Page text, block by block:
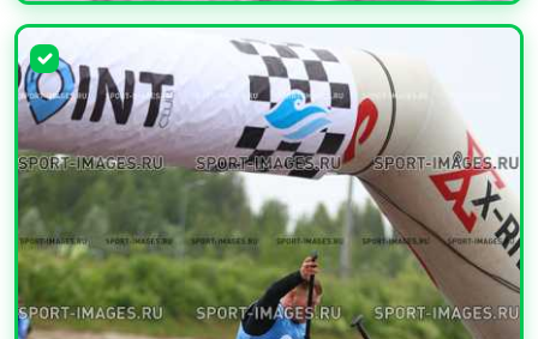
УВЕЛИЧИТЬ